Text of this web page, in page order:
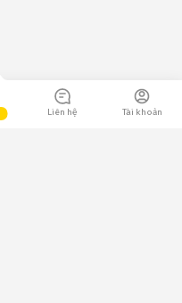
Liên hệ Tài khoản